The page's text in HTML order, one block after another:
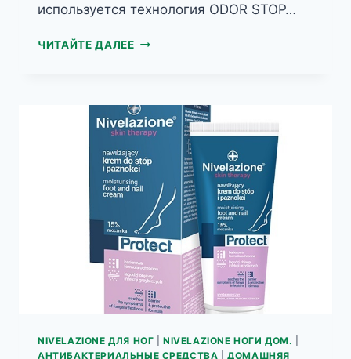
используется технология ODOR STOP…
ЧИТАЙТЕ ДАЛЕЕNIVELAZIONE
КРЕМ
ДЛЯ
ПОВРЕЖДЕННОЙ
КОЖИ
НОГ
NIVELAZIONE ДЛЯ НОГ |NIVELAZIONE НОГИ ДОМ.
АНТИБАКТЕРИАЛЬНЫЕ СРЕДСТВА |ДОМАШНЯЯ